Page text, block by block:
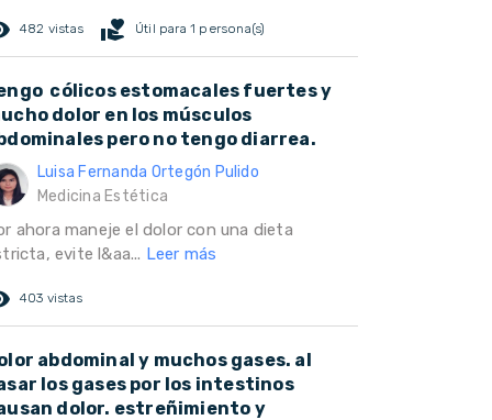
482 vistas volunteer_activism Útil para 1 persona(s)
cólicos estomacales fuertes y
dolor en los músculos
pero no tengo diarrea.
Luisa Fernanda Ortegón Pulido
Medicina Estética
ahora maneje el dolor con una dieta
evite l&aa... Leer más
403 vistas
abdominal y muchos gases. al
los gases por los intestinos
dolor. estreñimiento y